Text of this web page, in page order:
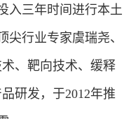
入三年时间进行本土
尖行业专家虞瑞尧、
、靶向技术、缓释
研发，于2012年推